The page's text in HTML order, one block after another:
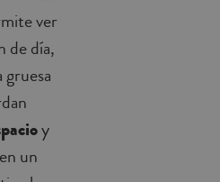
ver
de día,
y
un